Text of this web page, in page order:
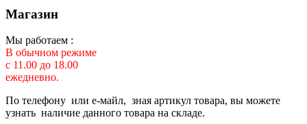
Магазин
Мы работаем :
В обычном режиме
с 11.00 до 18.00
ежедневно.
По телефону или е-майл, зная артикул товара, вы можете
узнать наличие данного товара на складе.